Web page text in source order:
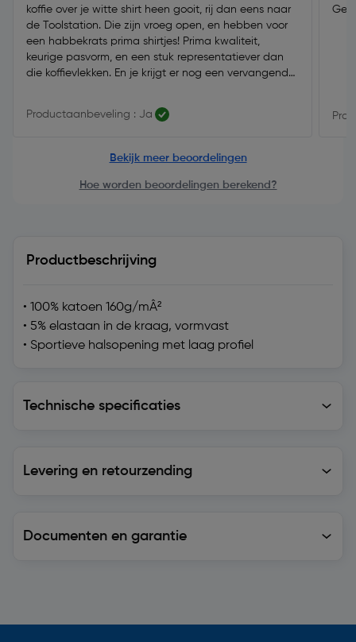
koffie over je witte shirt heen gooit, rij dan eens naar
de Toolstation. Die zijn vroeg open, en hebben voor
een habbekrats prima shirtjes! Prima kwaliteit,
keurige pasvorm, en een stuk representatiever dan
die koffievlekken. En je krijgt er nog een vervangende
Productaanbeveling : Ja
Bekijk meer beoordelingen
Hoe worden beoordelingen berekend?
Productbeschrijving
• 100% katoen 160g/mÂ²
• 5% elastaan in de kraag, vormvast
• Sportieve halsopening met laag profiel
Technische specificaties
Levering en retourzending
Documenten en garantie